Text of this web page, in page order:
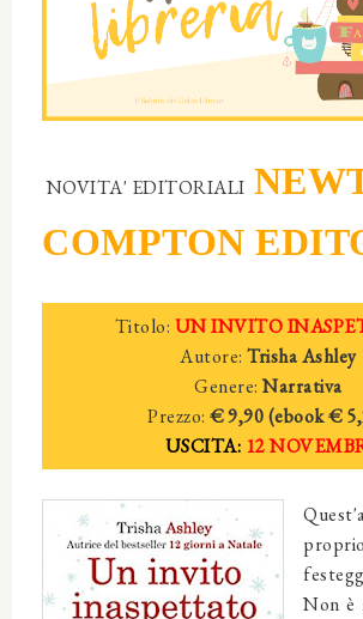
NOVITA' EDITORIALI
COMPTON
Titolo: UN INVITO
Autore: Trisha Ashley
Genere:Narrativa
Prezzo: € 9,90 (ebook€ 5,
USCITA: 12
Non è